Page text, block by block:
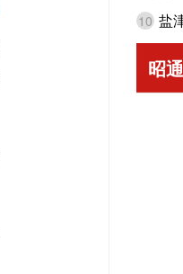
10 盐
昭